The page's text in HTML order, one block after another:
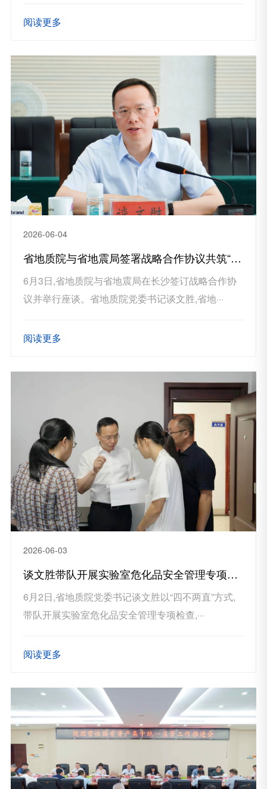
阅读更多
2026-06-04
省地质院与省地震局签署战略合作协议共筑“地震+地质”协同防灾新格局
6月3日,省地质院与省地震局在长沙签订战略合作协
议并举行座谈。省地质院党委书记谈文胜,省地···
阅读更多
2026-06-03
谈文胜带队开展实验室危化品安全管理专项检查
6月2日,省地质院党委书记谈文胜以“四不两直”方式,
带队开展实验室危化品安全管理专项检查,···
阅读更多